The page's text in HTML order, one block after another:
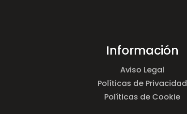
Información
Aviso Legal
Políticas de Privacidad
Políticas de Cookie